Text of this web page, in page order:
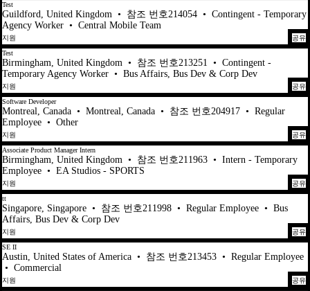
Test
Guildford, United Kingdom • 참조 번호214054 • Contingent - Temporary
Agency Worker • Central Mobile Team
지원
공유
Test
Birmingham, United Kingdom • 참조 번호213251 • Contingent -
Temporary Agency Worker • Bus Affairs, Bus Dev & Corp Dev
지원
공유
Software Developer
Montreal, Canada • Montreal, Canada • 참조 번호204917 • Regular
Employee • Other
지원
공유
Associate Product Manager Intern
Birmingham, United Kingdom • 참조 번호211963 • Intern - Temporary
Employee • EA Studios - SPORTS
지원
공유
tt
Singapore, Singapore • 참조 번호211998 • Regular Employee • Bus
Affairs, Bus Dev & Corp Dev
지원
공유
SE II
Austin, United States of America • 참조 번호213453 • Regular Employee
• Commercial
지원
공유